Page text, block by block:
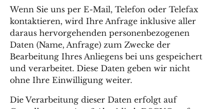
Wenn Sie uns per E-Mail, Telefon oder Telefax
kontaktieren, wird Ihre Anfrage inklusive aller
daraus hervorgehenden personenbezogenen
Daten (Name, Anfrage) zum Zwecke der
Bearbeitung Ihres Anliegens bei uns gespeichert
und verarbeitet. Diese Daten geben wir nicht
ohne Ihre Einwilligung weiter.
Die Verarbeitung dieser Daten erfolgt auf